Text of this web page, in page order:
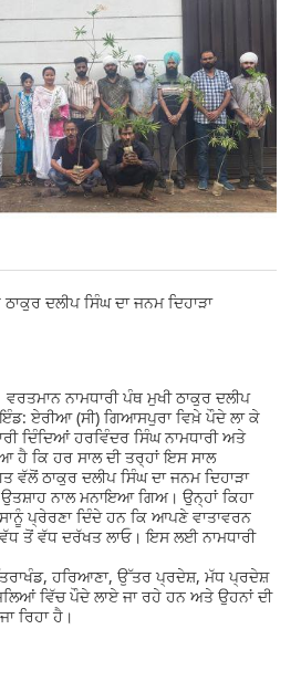
ਦਲੀਪ ਸਿੰਘ ਦਾ ਜਨਮ ਦਿਹਾੜਾ
ਨਾਮਧਾਰੀ ਪੰਥ ਮੁਖੀ ਠਾਕੁਰ ਦਲੀਪ
ਇੰਡ: ਏਰੀਆ (ਸੀ) ਗਿਆਸਪੁਰਾ ਵਿਖ਼ੇ ਪੌਦੇ ਲਾ ਕੇ
ਦਿੰਦਿਆਂ ਹਰਵਿੰਦਰ ਸਿੰਘ ਨਾਮਧਾਰੀ ਅਤੇ
ਹੈ ਕਿ ਹਰ ਸਾਲ ਦੀ ਤਰ੍ਹਾਂ ਇਸ ਸਾਲ
ਵੱਲੋਂ ਠਾਕੁਰ ਦਲੀਪ ਸਿੰਘ ਦਾ ਜਨਮ ਦਿਹਾੜਾ
ਨਾਲ ਮਨਾਇਆ ਗਿਅ। ਉਨ੍ਹਾਂ ਕਿਹਾ
ਪ੍ਰੇਰਣਾ ਦਿੰਦੇ ਹਨ ਕਿ ਆਪਣੇ ਵਾਤਾਵਰਨ
ਤੋਂ ਵੱਧ ਦਰੱਖਤ ਲਾਓ। ਇਸ ਲਈ ਨਾਮਧਾਰੀ
ਹਰਿਆਣਾ, ਉੱਤਰ ਪ੍ਰਦੇਸ਼, ਮੱਧ ਪ੍ਰਦੇਸ਼
ਵਿੱਚ ਪੌਦੇ ਲਾਏ ਜਾ ਰਹੇ ਹਨ ਅਤੇ ਉਹਨਾਂ ਦੀ
ਰਿਹਾ ਹੈ।